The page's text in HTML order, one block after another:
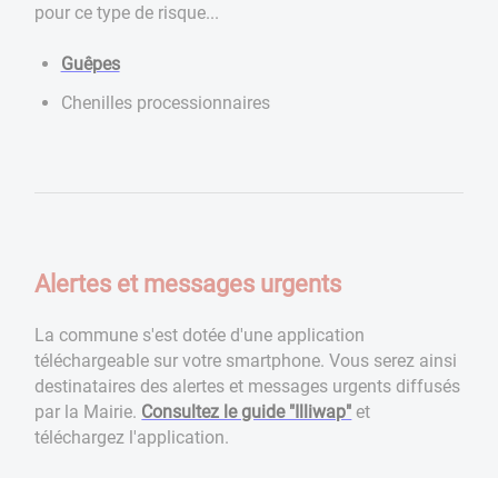
pour ce type de risque...
Guêpes
Chenilles processionnaires
Alertes et messages urgents
La commune s'est dotée d'une application
téléchargeable sur votre smartphone. Vous serez ainsi
destinataires des alertes et messages urgents diffusés
par la Mairie. Consultez le guide "Illiwap" et
téléchargez l'application.